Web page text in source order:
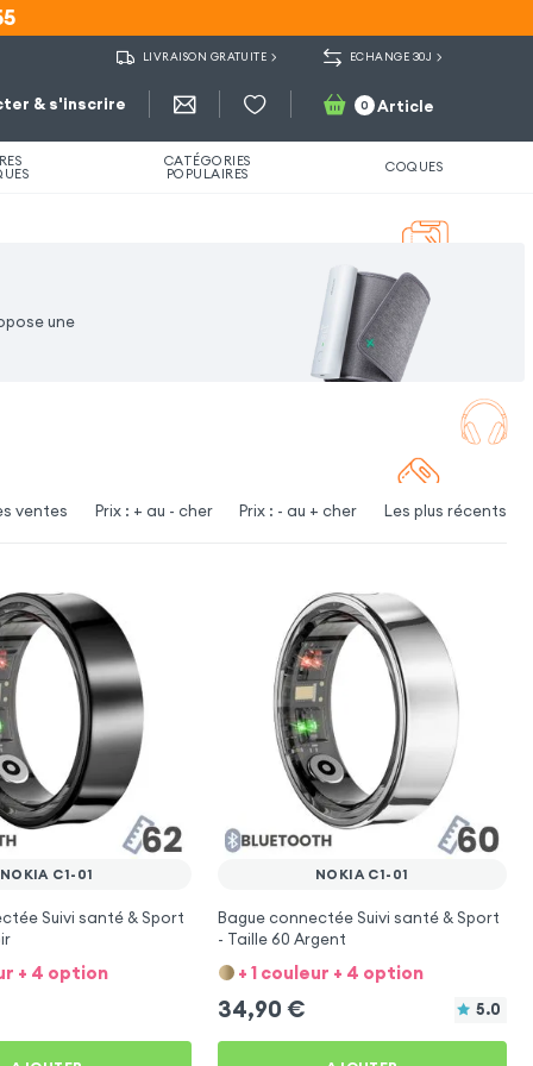
LIVRAISON GRATUITE ECHANGE 30J
& s'inscrire 0 Article
CATÉGORIES
POPULAIRES COQUES
une
ventes Prix : + au - cher Prix : - au + cher Les plus récents
NOKIA C1-01
Suivi santé & Sport
+ 4 option
NOKIA C1-01
Bague connectée Suivi santé & Sport
- Taille 60 Argent
+ 1 couleur + 4 option
34,90 € 5.0